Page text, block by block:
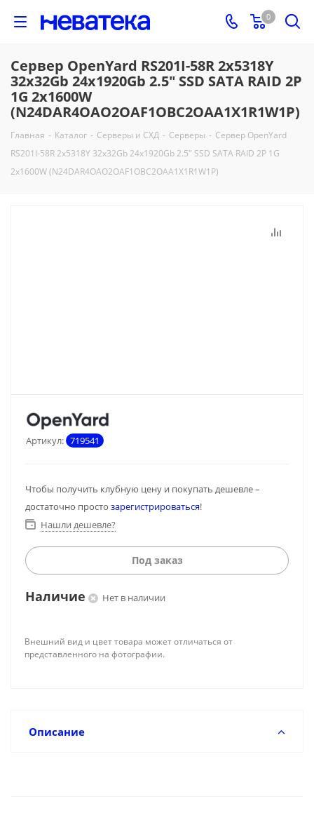
0
Сервер OpenYard RS201I-58R 2x5318Y
32x32Gb 24x1920Gb 2.5" SSD SATA RAID 2P
1G 2x1600W
(N24DAR4OAO2OAF1OBC2OAA1X1R1W1P)
Главная - Каталог - Серверы и СХД - Серверы - Сервер OpenYard
RS201I-58R 2x5318Y 32x32Gb 24x1920Gb 2.5" SSD SATA RAID 2P 1G
2x1600W (N24DAR4OAO2OAF1OBC2OAA1X1R1W1P)
Артикул: 719541
Чтобы получить клубную цену и покупать дешевле –
достаточно просто зарегистрироваться!
Нашли дешевле?
Под заказ
Наличие Нет в наличии
Внешний вид и цвет товара может отличаться от
представленного на фотографии.
Описание